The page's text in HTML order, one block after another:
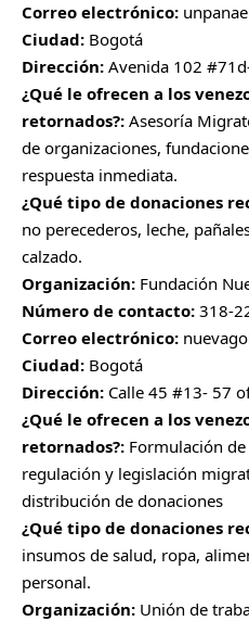
Correo electrónico:
Ciudad: Bogotá
Dirección: Avenida 102
¿Qué le ofrecen a los
retornados?: Asesoría
de organizaciones,
respuesta inmediata.
¿Qué tipo de donaciones
no perecederos, leche,
calzado.
Organización: Fundación
Número de contacto: 318-
Correo electrónico:
Ciudad: Bogotá
Dirección: Calle 45 #13- 57
¿Qué le ofrecen a los
retornados?: Formulación
regulación y legislación
distribución de donaciones
¿Qué tipo de donaciones
insumos de salud, ropa,
personal.
Organización: Unión de